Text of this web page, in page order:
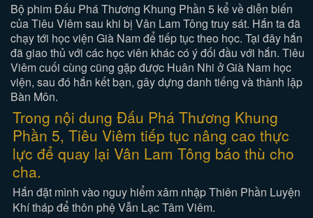
Bộ phim Đấu Phá Thương Khung Phần 5 kể về diễn biến
của Tiêu Viêm sau khi bị Vân Lam Tông truy sát. Hắn ta đã
chạy tới học viện Già Nam để tiếp tục theo học. Tại đây hắn
đã giao thủ với các học viên khác có ý đối đầu với hắn. Tiêu
Viêm cuối cùng cũng gặp được Huân Nhi ở Già Nam học
viện, sau đó hắn kết bạn, gây dựng danh tiếng và thành lập
Bàn Môn.
Trong nội dung Đấu Phá Thương Khung
Phần 5, Tiêu Viêm tiếp tục nâng cao thực
lực để quay lại Vân Lam Tông báo thù cho
cha.
Hắn đặt mình vào nguy hiểm xâm nhập Thiên Phần Luyện
Khí tháp để thôn phệ Vẫn Lạc Tâm Viêm.